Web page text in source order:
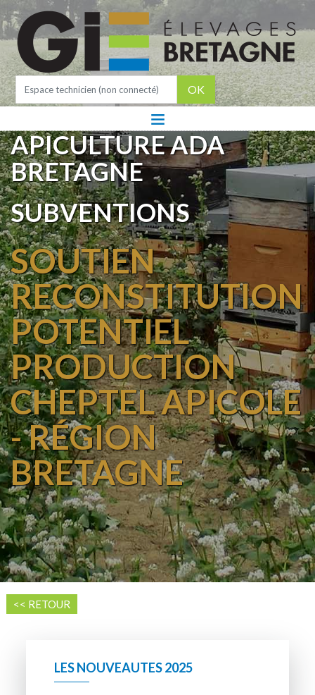
OK
APICULTURE ADA
BRETAGNE
SUBVENTIONS
SOUTIEN
RECONSTITUTION
POTENTIEL
PRODUCTION
CHEPTEL APICOLE
- RÉGION
BRETAGNE
<< RETOUR
LES NOUVEAUTES 2025